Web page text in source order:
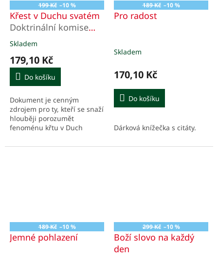
199 Kč –10 %
Křest v Duchu svatém
Doktrinální komise
ICCRS
Průměrné
produktu
5,0
5
hvězdiček.
Skladem
179,10 Kč
Do košíku
Dokument je cenným
zdrojem pro ty, kteří se snaží
hlouběji porozumět
fenoménu křtu v Duch
jeho podstatu druhým.
189 Kč –10 %
Pro radost
Skladem
170,10 Kč
Do košíku
Dárková knížečka s citáty.
189 Kč –10 %
Jemné pohlazení
299 Kč –10 %
Boží slovo na každý
den